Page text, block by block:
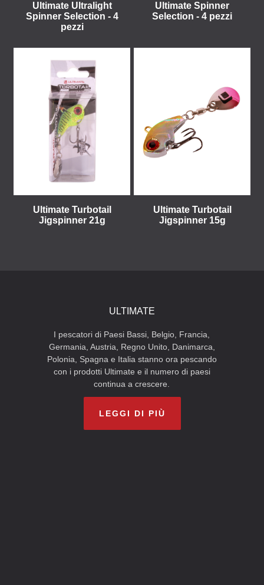
Ultimate Ultralight
Spinner Selection - 4
pezzi
Ultimate Spinner
Selection - 4 pezzi
Ultimate Turbotail
Jigspinner 21g
Ultimate Turbotail
Jigspinner 15g
ULTIMATE
I pescatori di Paesi Bassi, Belgio, Francia,
Germania, Austria, Regno Unito, Danimarca,
Polonia, Spagna e Italia stanno ora pescando
con i prodotti Ultimate e il numero di paesi
continua a crescere.
LEGGI DI PIÙ